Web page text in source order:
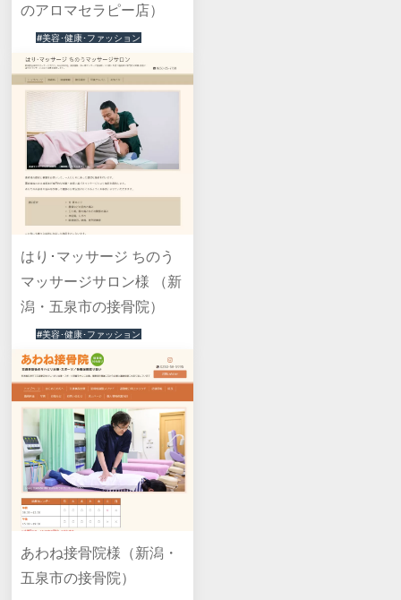
のアロマセラピー店）
#美容･健康･ファッション
はり･マッサージ ちのう
マッサージサロン様 （新
潟・五泉市の接骨院）
#美容･健康･ファッション
あわね接骨院様（新潟・
五泉市の接骨院）